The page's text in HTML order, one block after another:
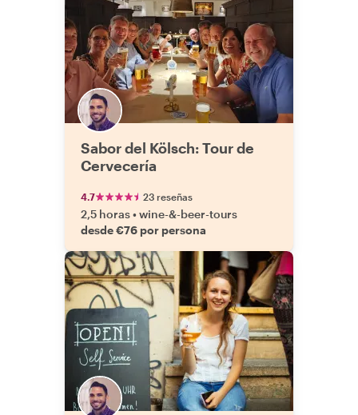
Sabor del Kölsch: Tour de
Cervecería
4.7 23 reseñas
2,5 horas•wine-&-beer-tours
desde €76 por persona